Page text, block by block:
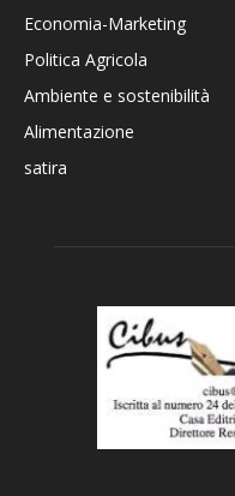
Economia-Marketing
Politica Agricola
Ambiente e sostenibilità
Alimentazione
satira